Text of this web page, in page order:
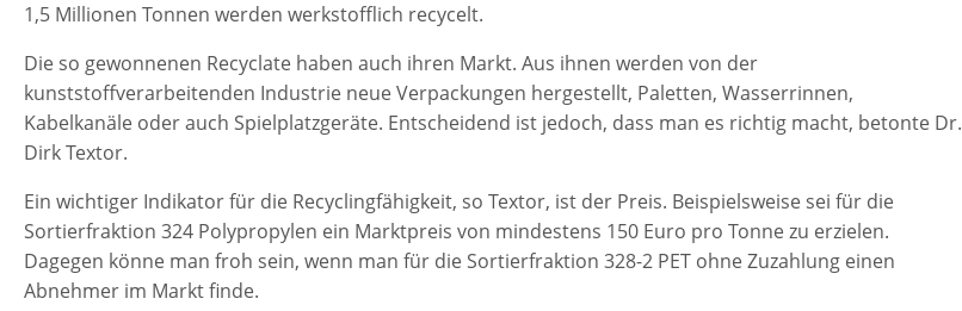
1,5 Millionen Tonnen werden werkstofflich recycelt.
Die so gewonnenen Recyclate haben auch ihren Markt. Aus ihnen werden von der
kunststoffverarbeitenden Industrie neue Verpackungen hergestellt, Paletten, Wasserrinnen,
Kabelkanäle oder auch Spielplatzgeräte. Entscheidend ist jedoch, dass man es richtig macht, betonte Dr.
Dirk Textor.
Ein wichtiger Indikator für die Recyclingfähigkeit, so Textor, ist der Preis. Beispielsweise sei für die
Sortierfraktion 324 Polypropylen ein Marktpreis von mindestens 150 Euro pro Tonne zu erzielen.
Dagegen könne man froh sein, wenn man für die Sortierfraktion 328-2 PET ohne Zuzahlung einen
Abnehmer im Markt finde.